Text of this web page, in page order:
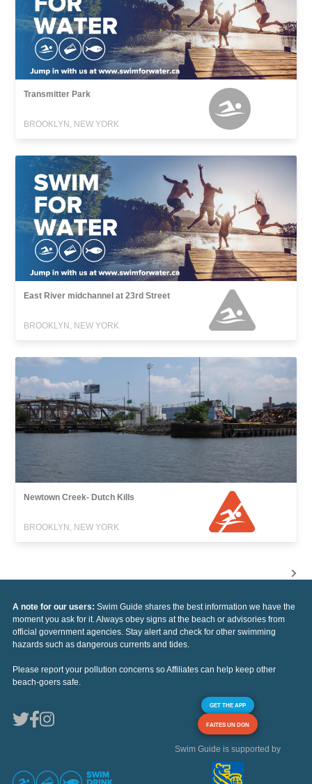
Transmitter Park
BROOKLYN, NEW YORK
East River midchannel at 23rd Street
BROOKLYN, NEW YORK
Newtown Creek- Dutch Kills
BROOKLYN, NEW YORK
A note for our users: Swim Guide shares the best information we have the
moment you ask for it. Always obey signs at the beach or advisories from
official government agencies. Stay alert and check for other swimming
hazards such as dangerous currents and tides.
Please report your pollution concerns so Affiliates can help keep other
beach-goers safe.
GET THE APP
FAITES UN DON
Swim Guide is supported by